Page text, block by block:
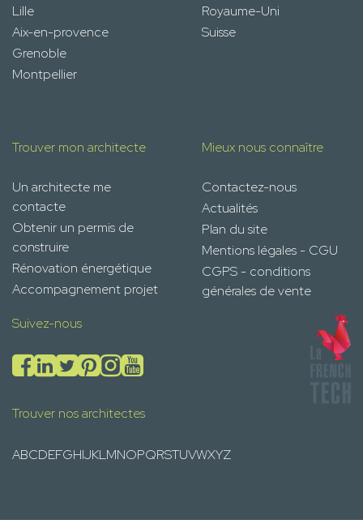
Lille
Aix-en-provence
Grenoble
Montpellier
Royaume-Uni
Suisse
Trouver mon architecte
Un architecte me
contacte
Obtenir un permis de
construire
Rénovation énergétique
Accompagnement projet
Mieux nous connaître
Contactez-nous
Actualités
Plan du site
Mentions légales - CGU
CGPS - conditions
générales de vente
Suivez-nous
Trouver nos architectes
ABCDEFGHIJKLMNOPQRSTUVWXYZ